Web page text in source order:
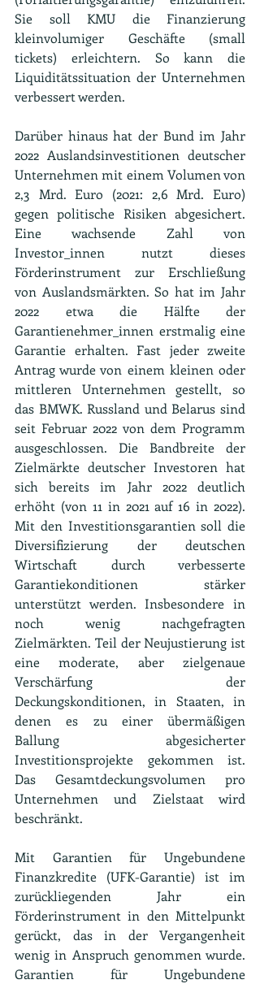
Sie soll KMU die Finanzierung
kleinvolumiger Geschäfte (small
tickets) erleichtern. So kann die
Liquiditätssituation der Unternehmen
verbessert werden.
Darüber hinaus hat der Bund im Jahr
2022 Auslandsinvestitionen deutscher
Unternehmen mit einem Volumen von
2,3 Mrd. Euro (2021: 2,6 Mrd. Euro)
gegen politische Risiken abgesichert.
Eine wachsende Zahl von
Investor_innen nutzt dieses
Förderinstrument zur Erschließung
von Auslandsmärkten. So hat im Jahr
2022 etwa die Hälfte der
Garantienehmer_innen erstmalig eine
Garantie erhalten. Fast jeder zweite
Antrag wurde von einem kleinen oder
mittleren Unternehmen gestellt, so
das BMWK. Russland und Belarus sind
seit Februar 2022 von dem Programm
ausgeschlossen. Die Bandbreite der
Zielmärkte deutscher Investoren hat
sich bereits im Jahr 2022 deutlich
erhöht (von 11 in 2021 auf 16 in 2022).
Mit den Investitionsgarantien soll die
Diversifizierung der deutschen
Wirtschaft durch verbesserte
Garantiekonditionen  stärker
unterstützt werden. Insbesondere in
noch wenig nachgefragten
Zielmärkten. Teil der Neujustierung ist
eine moderate, aber zielgenaue
Verschärfung der
Deckungskonditionen, in Staaten, in
denen es zu einer übermäßigen
Ballung abgesicherter
Investitionsprojekte gekommen ist.
Das Gesamtdeckungsvolumen pro
Unternehmen und Zielstaat wird
beschränkt.
Mit Garantien für Ungebundene
Finanzkredite (UFK-Garantie) ist im
zurückliegenden Jahr ein
Förderinstrument in den Mittelpunkt
gerückt, das in der Vergangenheit
wenig in Anspruch genommen wurde.
Garantien für Ungebundene